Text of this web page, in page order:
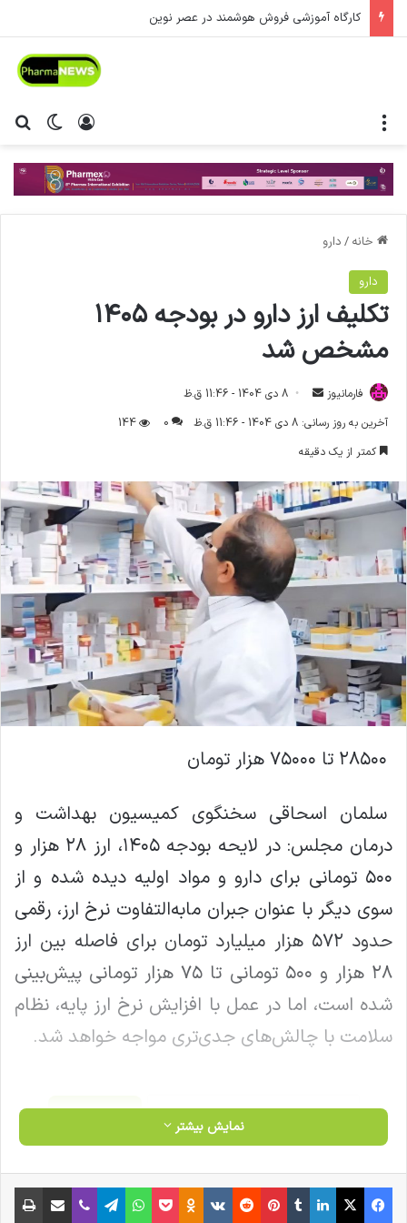
کارگاه آموزشی فروش هوشمند در عصر نوین
تغییر ورود
خانه / دارو
دارو
تکلیف ارز دارو در بودجه ۱۴۰۵
مشخص شد
فارمانیوز
ا
ل
ا
ی
م
ل
8 دی 1404 - 11:46 ق.ظ
آخرین به روز رسانی: 8 دی 1404 - 11:46 ق.ظ
0
144
کمتر از یک دقیقه
سلمان اسحاقی سخنگوی کمیسیون بهداشت و
درمان مجلس: در لایحه بودجه ۱۴۰۵، ارز ۲۸ هزار و
۵۰۰ تومانی برای دارو و مواد اولیه دیده شده و از
سوی دیگر با عنوان جبران مابه‌التفاوت نرخ ارز، رقمی
حدود ۵۷۲ هزار میلیارد تومان برای فاصله بین ارز
۲۸ هزار و ۵۰۰ تومانی تا ۷۵ هزار تومانی پیش‌بینی
شده است، اما در عمل با افزایش نرخ ارز پایه، نظام
سلامت با چالش‌های جدی‌تری مواجه خواهد شد.
کپی لینک
نمایش بیشتر
فیس بوک X لینکدین ‫تامبلر ‫پین‌ترست ‫رددیت ‫VKontakte
‫Odnoklassniki پاکت واتس آپ تلگرام وایبر اشتراک گذاری از طریق ایمیل